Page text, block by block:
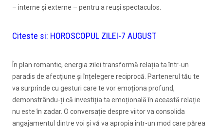
– interne și externe – pentru a reuși spectaculos.
Citeste si: HOROSCOPUL ZILEI-7 AUGUST
În plan romantic, energia zilei transformă relația ta într-un
paradis de afecțiune și înțelegere reciprocă. Partenerul tău te
va surprinde cu gesturi care te vor emoționa profund,
demonstrându-ți că investiția ta emoțională în această relație
nu este în zadar. O conversație despre viitor va consolida
angajamentul dintre voi și vă va apropia într-un mod care părea